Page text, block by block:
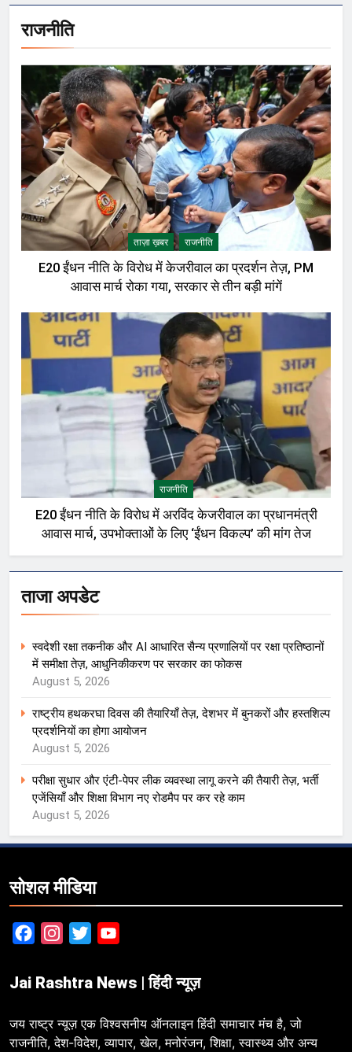
राजनीति
ताज़ा ख़बर राजनीति
E20 ईंधन नीति के विरोध में केजरीवाल का प्रदर्शन तेज़, PM
आवास मार्च रोका गया, सरकार से तीन बड़ी मांगें
राजनीति
E20 ईंधन नीति के विरोध में अरविंद केजरीवाल का प्रधानमंत्री
आवास मार्च, उपभोक्ताओं के लिए ‘ईंधन विकल्प’ की मांग तेज
ताजा अपडेट
स्वदेशी रक्षा तकनीक और AI आधारित सैन्य प्रणालियों पर रक्षा प्रतिष्ठानों
में समीक्षा तेज़, आधुनिकीकरण पर सरकार का फोकस
August 5, 2026
राष्ट्रीय हथकरघा दिवस की तैयारियाँ तेज़, देशभर में बुनकरों और हस्तशिल्प
प्रदर्शनियों का होगा आयोजन
August 5, 2026
परीक्षा सुधार और एंटी-पेपर लीक व्यवस्था लागू करने की तैयारी तेज़, भर्ती
एजेंसियाँ और शिक्षा विभाग नए रोडमैप पर कर रहे काम
August 5, 2026
सोशल मीडिया
FacebookInstagram
Twitter
Jai Rashtra News | हिंदी न्यूज़
जय राष्ट्र न्यूज़ एक विश्वसनीय ऑनलाइन हिंदी समाचार मंच है, जो
राजनीति, देश-विदेश, व्यापार, खेल, मनोरंजन, शिक्षा, स्वास्थ्य और अन्य